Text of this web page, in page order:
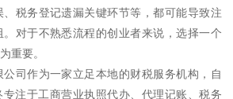
税务登记遗漏关键环节等，都可能导致注
对于不熟悉流程的创业者来说，选择一个
重要。
司作为一家立足本地的财税服务机构，自
专注于工商营业执照代办、代理记账、税务